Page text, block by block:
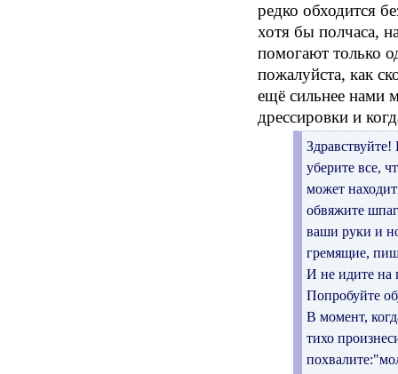
редко обходится
хотя бы полчаса,
помогают только
пожалуйста, как
ещё сильнее нами
дрессировки и
уберите все,
может
обвяжите
ваши руки и
гремящие,
И не идите на
Попробуйте
В момент,
тихо